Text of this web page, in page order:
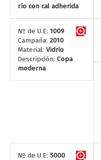
río con cal adherida
Nº de U.E: 1009
Campaña: 2010
Material: Vidrio
Descripción: Copa
moderna
Nº de U.E: 5000